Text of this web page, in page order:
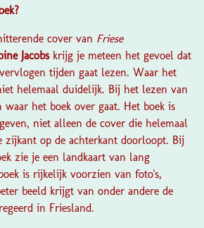
cover van Friese
Jacobs krijg je meteen het gevoel dat
tijden gaat lezen. Waar het
helemaal duidelijk. Bij het lezen van
het boek over gaat. Het boek is
niet alleen de cover die helemaal
zijkant op de achterkant doorloopt. Bij
zie je een landkaart van lang
is rijkelijk voorzien van foto's,
beeld krijgt van onder andere de
in Friesland.